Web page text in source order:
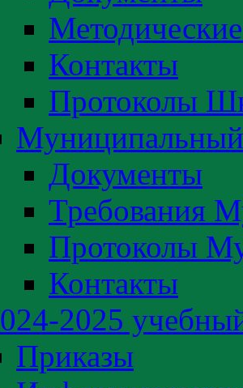
Контакты
Протоколы
Муниципальный
Документы
Требования
Протоколы
Контакты
2025
Приказы